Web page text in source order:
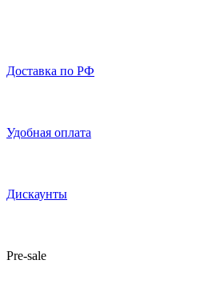
Доставка по РФ
Удобная оплата
Дискаунты
Pre-sale